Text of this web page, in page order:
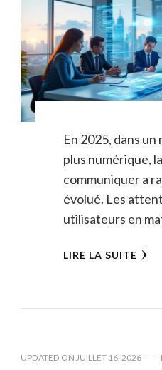
En 2025, dans un
plus numérique,
communiquer a
évolué. Les
utilisateurs en
LIRE LA SUITE
UPDATED ON JUILLET 16, 2026